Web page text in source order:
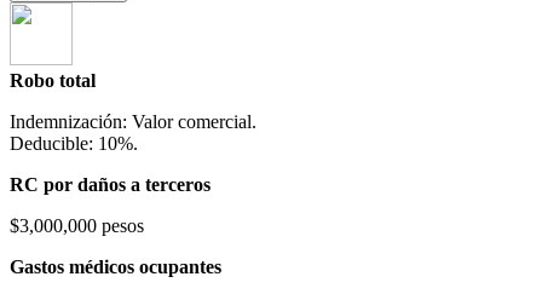
Robo total
Indemnización: Valor comercial.
Deducible: 10%.
RC por daños a terceros
$3,000,000 pesos
Gastos médicos ocupantes